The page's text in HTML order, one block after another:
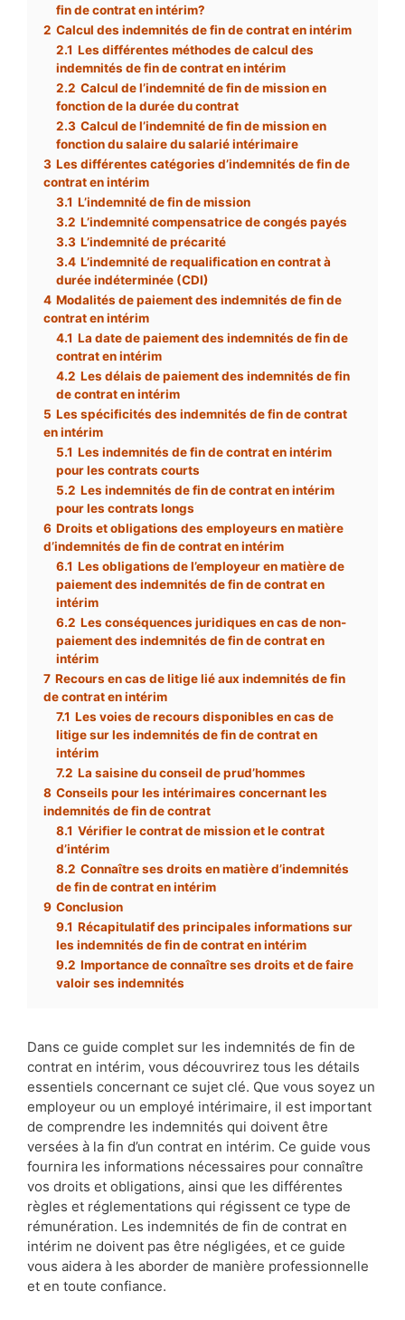
fin de contrat en intérim?
2 Calcul des indemnités de fin de contrat en intérim
2.1 Les différentes méthodes de calcul des
indemnités de fin de contrat en intérim
2.2 Calcul de l’indemnité de fin de mission en
fonction de la durée du contrat
2.3 Calcul de l’indemnité de fin de mission en
fonction du salaire du salarié intérimaire
3 Les différentes catégories d’indemnités de fin de
contrat en intérim
3.1 L’indemnité de fin de mission
3.2 L’indemnité compensatrice de congés payés
3.3 L’indemnité de précarité
3.4 L’indemnité de requalification en contrat à
durée indéterminée (CDI)
4 Modalités de paiement des indemnités de fin de
contrat en intérim
4.1 La date de paiement des indemnités de fin de
contrat en intérim
4.2 Les délais de paiement des indemnités de fin
de contrat en intérim
5 Les spécificités des indemnités de fin de contrat
en intérim
5.1 Les indemnités de fin de contrat en intérim
pour les contrats courts
5.2 Les indemnités de fin de contrat en intérim
pour les contrats longs
6 Droits et obligations des employeurs en matière
d’indemnités de fin de contrat en intérim
6.1 Les obligations de l’employeur en matière de
paiement des indemnités de fin de contrat en
intérim
6.2 Les conséquences juridiques en cas de non-
paiement des indemnités de fin de contrat en
intérim
7 Recours en cas de litige lié aux indemnités de fin
de contrat en intérim
7.1 Les voies de recours disponibles en cas de
litige sur les indemnités de fin de contrat en
intérim
7.2 La saisine du conseil de prud’hommes
8 Conseils pour les intérimaires concernant les
indemnités de fin de contrat
8.1 Vérifier le contrat de mission et le contrat
d’intérim
8.2 Connaître ses droits en matière d’indemnités
de fin de contrat en intérim
9 Conclusion
9.1 Récapitulatif des principales informations sur
les indemnités de fin de contrat en intérim
9.2 Importance de connaître ses droits et de faire
valoir ses indemnités
Dans ce guide complet sur les indemnités de fin de
contrat en intérim, vous découvrirez tous les détails
essentiels concernant ce sujet clé. Que vous soyez un
employeur ou un employé intérimaire, il est important
de comprendre les indemnités qui doivent être
versées à la fin d’un contrat en intérim. Ce guide vous
fournira les informations nécessaires pour connaître
vos droits et obligations, ainsi que les différentes
règles et réglementations qui régissent ce type de
rémunération. Les indemnités de fin de contrat en
intérim ne doivent pas être négligées, et ce guide
vous aidera à les aborder de manière professionnelle
et en toute confiance.